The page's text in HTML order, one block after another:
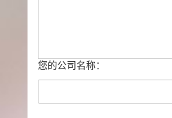
您的公司名称：